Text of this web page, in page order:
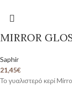
MIRROR
Saphir
21,45€
Το γυαλιστερό κερί